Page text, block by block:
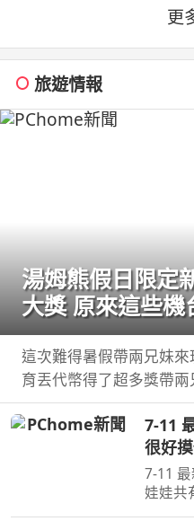
期：
你，
你，世
更
旅遊情報
湯姆熊假日限定
大獎 原來這些
【Bobo TV】
這次難得暑假帶兩兄妹
育丟代幣得了超多獎帶
超多彩票！ 我們的蹦蹦 ...
7-11
很好
7-11 最
娃娃共